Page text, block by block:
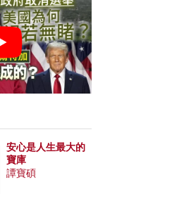
安心是人生最大的
寶庫
譚寶碩